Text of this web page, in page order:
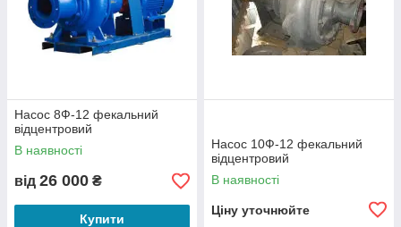
Насос 8Ф-12 фекальний
відцентровий
В наявності
від 26 000 ₴
Купити
Насос 10Ф-12 фекальний
відцентровий
В наявності
Ціну уточнюйте